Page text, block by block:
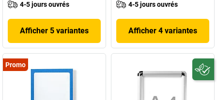
4-5 jours ouvrés
Afficher 5 variantes
4-5 jours ouvrés
Afficher 4 variantes
Promo